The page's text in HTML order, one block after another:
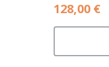
128,00 €